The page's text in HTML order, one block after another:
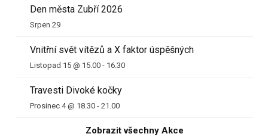
Den města Zubří 2026
Srpen 29
Vnitřní svět vítězů a X faktor úspěšných
Listopad 15 @ 15.00 - 16.30
Travesti Divoké kočky
Prosinec 4 @ 18.30 - 21.00
Zobrazit všechny Akce